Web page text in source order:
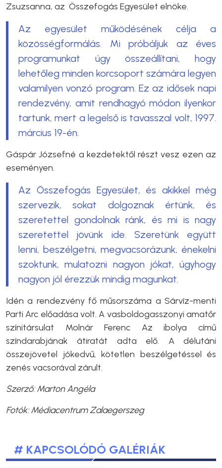
Zsuzsanna, az Összefogás Egyesület elnöke.
Az egyesület működésének célja a
közösségformálás. Mi próbáljuk az éves
programunkat úgy összeállítani, hogy
lehetőleg minden korcsoport számára legyen
valamilyen vonzó program. Ez az idősek napi
rendezvény, amit rendhagyó módon ilyenkor
tartunk, mert a legelső is tavasszal volt, 1997.
március 19-én.
Gáspár Józsefné a kezdetektől részt vesz ezen az
eseményen.
Az Összefogás Egyesület, és akikkel még
szervezik, sokat dolgoznak értünk, és
szeretettel gondolnak ránk, és mi is nagy
szeretettel jövünk ide. Szeretünk együtt
lenni, beszélgetni, megvacsorázunk, énekelni
szoktunk, mulatozni nagyon jókat, úgyhogy
nagyon jól érezzük mindig magunkat.
Idén a rendezvény fő műsorszáma a Sárvíz-menti
Parti Arc előadása volt. A vasboldogasszonyi amatőr
színitársulat Molnár Ferenc Az ibolya című
színdarabjának átiratát adta elő. A délutáni
összejövetel jókedvű, kötetlen beszélgetéssel és
zenés vacsorával zárult.
Szerző: Marton Angéla
Fotók: Médiacentrum Zalaegerszeg
# KAPCSOLÓDÓ GALÉRIÁK